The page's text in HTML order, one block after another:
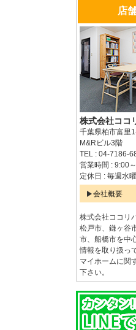
店
株式会社ココ
千葉県柏市富里
M&Rビル3階
TEL : 04-7186-
営業時間 : 9:00
定休日 : 毎週水
会社概要
株式会社ココリ
松戸市、鎌ヶ谷
市、船橋市を中
情報を取り扱っ
マイホームに関
下さい。